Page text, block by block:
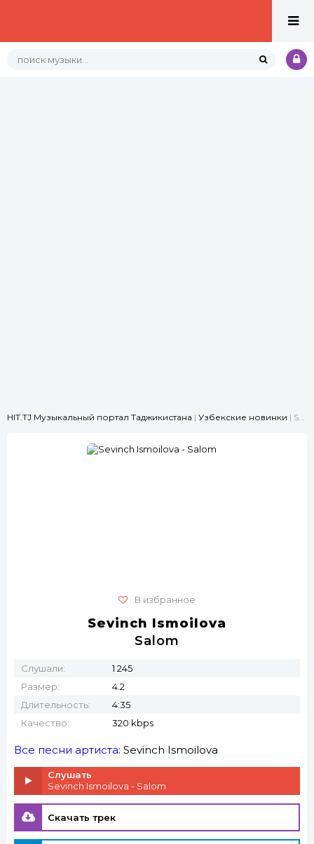
HIT.TJ Музыкальный портал Таджикистана | Узбекские новинки | Sevinch Ismoilova - Salom
В избранное
Sevinch Ismoilova
Salom
Слушали:
1 245
Размер:
4.2
Длительность:
4:35
Качество:
320 kbps
Все песни артиста: Sevinch Ismoilova
Слушать
Sevinch Ismoilova - Salom
Скачать трек